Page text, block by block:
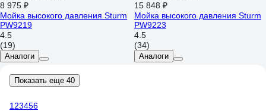
8 975 ₽
Мойка высокого давления Sturm
PW9219
4.5
(19)
Аналоги
15 848 ₽
Мойка высокого давления Sturm
PW9223
4.5
(34)
Аналоги
Показать еще 40
1 23456